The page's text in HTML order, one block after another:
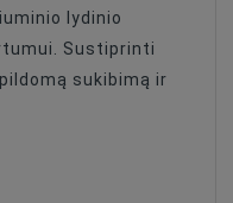
lydinio
Sustiprinti
sukibimą ir